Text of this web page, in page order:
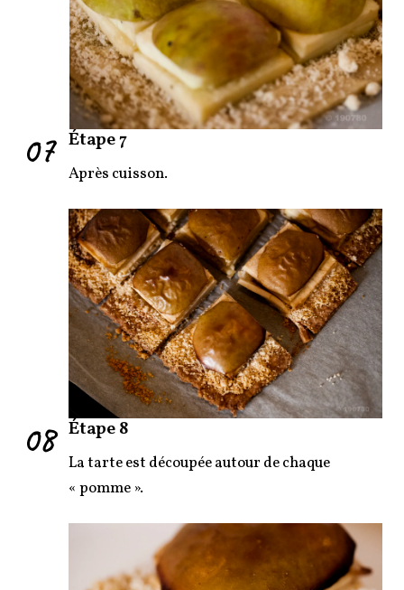
07 Étape 7
Après cuisson.
08 Étape 8
La tarte est découpée autour de chaque
« pomme ».